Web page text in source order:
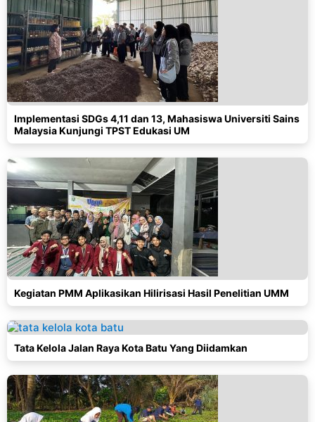
Implementasi SDGs 4,11 dan 13, Mahasiswa Universiti Sains
Malaysia Kunjungi TPST Edukasi UM
Kegiatan PMM Aplikasikan Hilirisasi Hasil Penelitian UMM
Tata Kelola Jalan Raya Kota Batu Yang Diidamkan